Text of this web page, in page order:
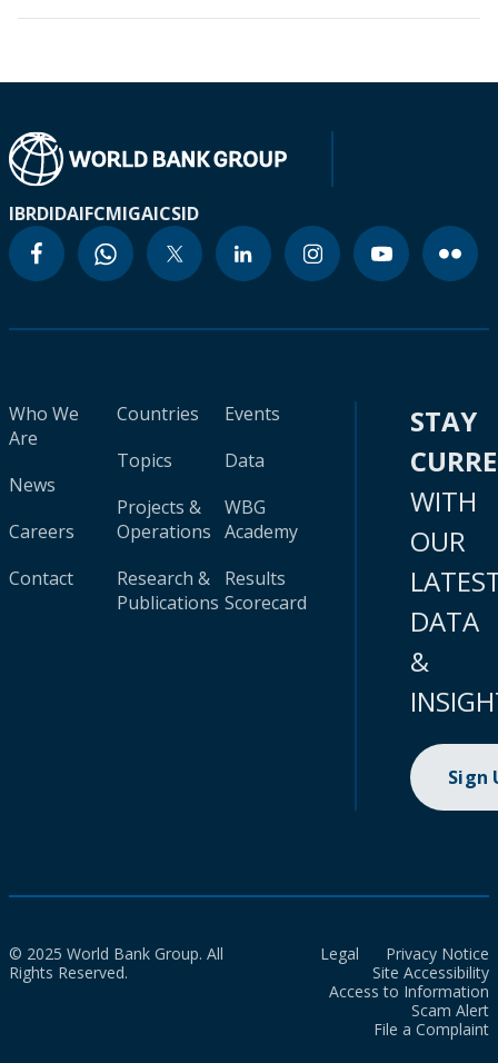
IBRDIDAIFCMIGAICSID
Who We
Are
News
Careers
Contact
Countries
Topics
Projects &
Operations
Research &
Publications
Events
Data
WBG
Academy
Results
Scorecard
STAY
WITH
OUR
DATA
&
Sign
© 2025 World Bank Group. All
Rights Reserved.
Legal
Privacy Notice
Site Accessibility
Access to Information
Scam Alert
File a Complaint